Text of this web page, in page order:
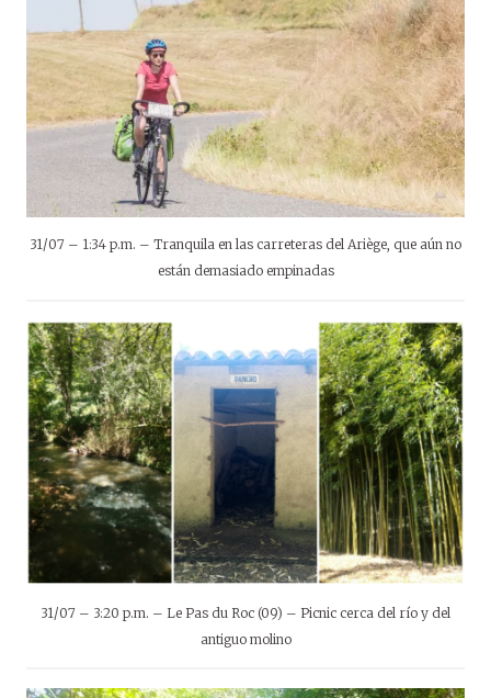
31/07 – 1:34 p.m. – Tranquila en las carreteras del Ariège, que aún no
están demasiado empinadas
31/07 – 3:20 p.m. – Le Pas du Roc (09) – Picnic cerca del río y del
antiguo molino